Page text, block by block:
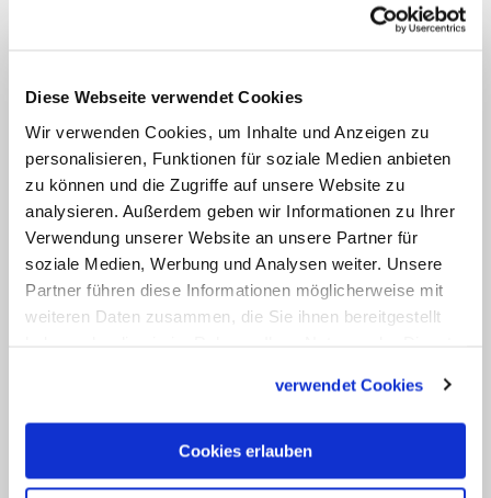
Diese Webseite verwendet Cookies
Wir verwenden Cookies, um Inhalte und Anzeigen zu
personalisieren, Funktionen für soziale Medien anbieten
zu können und die Zugriffe auf unsere Website zu
analysieren. Außerdem geben wir Informationen zu Ihrer
Verwendung unserer Website an unsere Partner für
soziale Medien, Werbung und Analysen weiter. Unsere
Partner führen diese Informationen möglicherweise mit
weiteren Daten zusammen, die Sie ihnen bereitgestellt
verwendet Cookies
Cookies erlauben
bei denen zum Thema einer angesetzten
SynodeErfahrungen gesammelt und
Einschätzungen ausgetauscht werden.
Deren Ergebnisse fließen dann, wie
bereits bei der Jugendsynode geschehen,
ins Arbeitsdokument derSynodeein.
Die Bischofssynode müsse "immer
auf das Volk Gottes zu hören", heißt es in
der Konstitution. Umgekehrt sind nach
künftig entsprechende
Verfahren geplant, die oft eher allgemein